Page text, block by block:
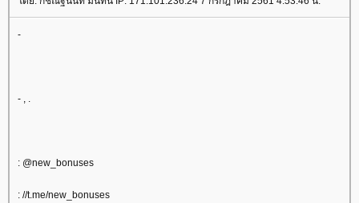
-
- , .
: @new_bonuses
: //t.me/new_bonuses